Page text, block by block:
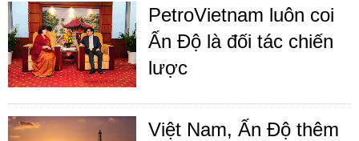
PetroVietnam luôn coi
Ấn Độ là đối tác chiến
lược
Việt Nam, Ấn Độ thêm